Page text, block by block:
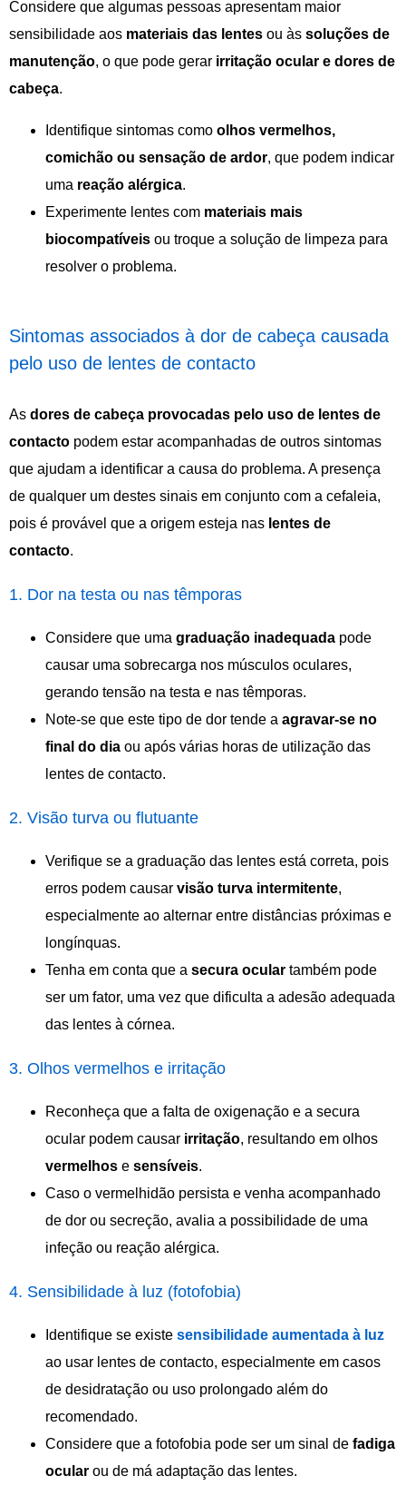
Considere que algumas pessoas apresentam maior
sensibilidade aos materiais das lentes ou às soluções de
manutenção, o que pode gerar irritação ocular e dores de
cabeça.
Identifique sintomas como olhos vermelhos,
comichão ou sensação de ardor, que podem indicar
uma reação alérgica.
Experimente lentes com materiais mais
biocompatíveis ou troque a solução de limpeza para
resolver o problema.
Sintomas associados à dor de cabeça causada
pelo uso de lentes de contacto
As dores de cabeça provocadas pelo uso de lentes de
contacto podem estar acompanhadas de outros sintomas
que ajudam a identificar a causa do problema. A presença
de qualquer um destes sinais em conjunto com a cefaleia,
pois é provável que a origem esteja nas lentes de
contacto.
1. Dor na testa ou nas têmporas
Considere que uma graduação inadequada pode
causar uma sobrecarga nos músculos oculares,
gerando tensão na testa e nas têmporas.
Note-se que este tipo de dor tende a agravar-se no
final do dia ou após várias horas de utilização das
lentes de contacto.
2. Visão turva ou flutuante
Verifique se a graduação das lentes está correta, pois
erros podem causar visão turva intermitente,
especialmente ao alternar entre distâncias próximas e
longínquas.
Tenha em conta que a secura ocular também pode
ser um fator, uma vez que dificulta a adesão adequada
das lentes à córnea.
3. Olhos vermelhos e irritação
Reconheça que a falta de oxigenação e a secura
ocular podem causar irritação, resultando em olhos
vermelhos e sensíveis.
Caso o vermelhidão persista e venha acompanhado
de dor ou secreção, avalia a possibilidade de uma
infeção ou reação alérgica.
4. Sensibilidade à luz (fotofobia)
Identifique se existe sensibilidade aumentada à luz
ao usar lentes de contacto, especialmente em casos
de desidratação ou uso prolongado além do
recomendado.
Considere que a fotofobia pode ser um sinal de fadiga
ocular ou de má adaptação das lentes.